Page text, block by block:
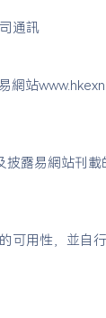
通訊
網站
露易網站刊
用性，並自